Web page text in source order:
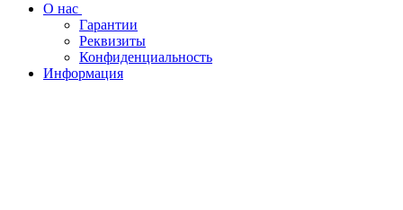
О нас
Гарантии
Реквизиты
Конфиденциальность
Информация